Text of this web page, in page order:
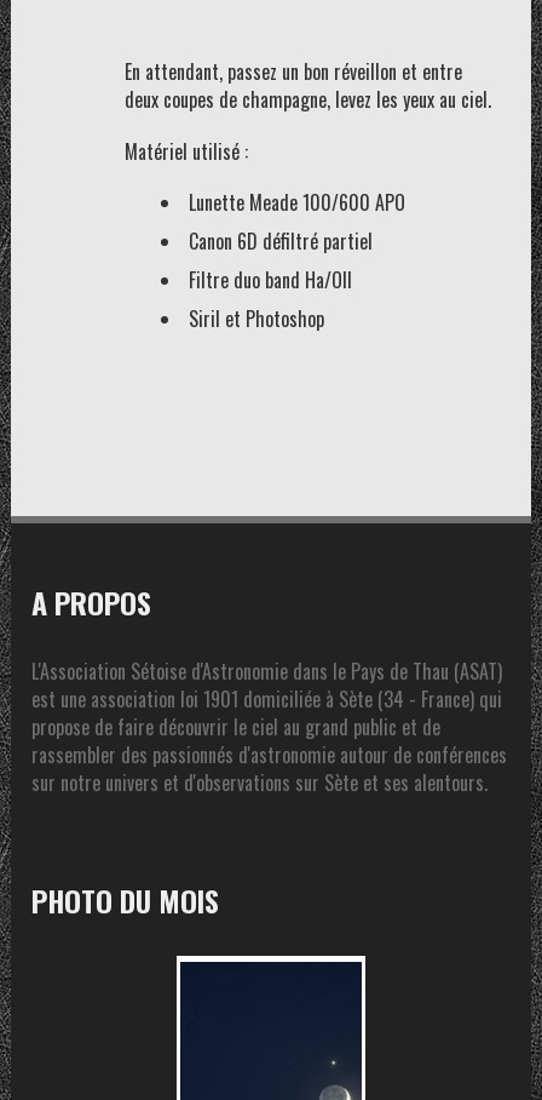
En attendant, passez un bon réveillon et entre
deux coupes de champagne, levez les yeux au ciel.
Matériel utilisé :
Lunette Meade 100/600 APO
Canon 6D défiltré partiel
Filtre duo band Ha/OII
Siril et Photoshop
A PROPOS
L'Association Sétoise d'Astronomie dans le Pays de Thau (ASAT)
est une association loi 1901 domiciliée à Sète (34 - France) qui
propose de faire découvrir le ciel au grand public et de
rassembler des passionnés d'astronomie autour de conférences
sur notre univers et d'observations sur Sète et ses alentours.
PHOTO DU MOIS